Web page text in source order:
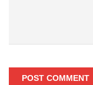
POST COMMENT